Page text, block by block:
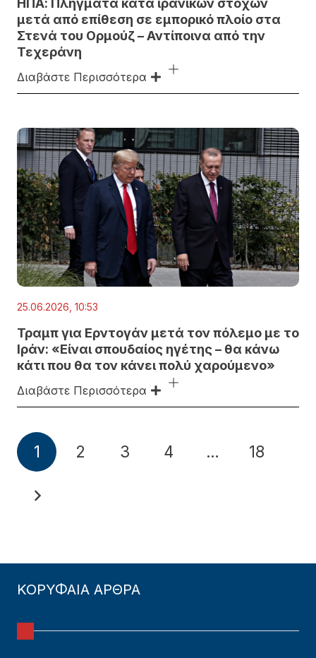
ΗΠΑ: Πλήγματα κατά ιρανικών στόχων
μετά από επίθεση σε εμπορικό πλοίο στα
Στενά του Ορμούζ – Αντίποινα από την
Τεχεράνη
Διαβάστε Περισσότερα
25.06.2026, 10:53
Τραμπ για Ερντογάν μετά τον πόλεμο με το
Ιράν: «Είναι σπουδαίος ηγέτης – θα κάνω
κάτι που θα τον κάνει πολύ χαρούμενο»
Διαβάστε Περισσότερα
1 2 3 4 … 18
ΚΟΡΥΦΑΙΑ ΑΡΘΡΑ